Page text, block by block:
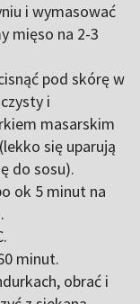
i wymasować
mięso na 2-3
pod skórę w
i
masarskim
się uparują
do sosu).
ok 5 minut na
minut.
obrać i